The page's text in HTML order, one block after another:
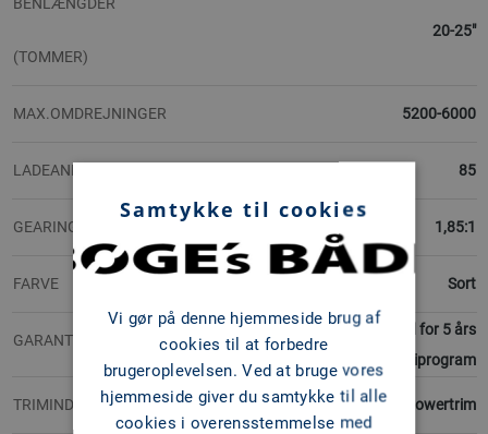
BENLÆNGDER
(TOMMER)
20-25"
MAX.OMDREJNINGER 5200-6000
LADEANLÆG ( AMP) 85
GEARINGSFORHOLD 1,85:1
FARVE Sort
GARANTI
2 års reklamationsret, mulighed for 5 års
garantiprogram
TRIMINDSTILLINGER Powertrim
Samtykke til cookies
Vi gør på denne hjemmeside brug af
cookies til at forbedre
brugeroplevelsen. Ved at bruge vores
hjemmeside giver du samtykke til alle
cookies i overensstemmelse med